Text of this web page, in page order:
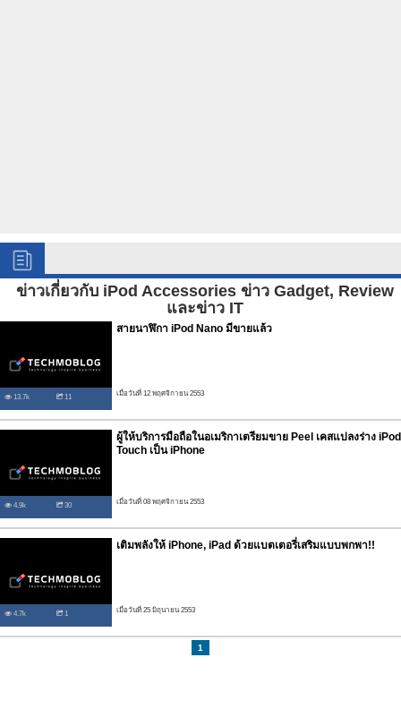
ข่าวเกี่ยวกับ iPod Accessories ข่าว Gadget, Review
และข่าว IT
13.7k 11
สายนาฬิกา iPod Nano มีขายแล้ว
เมื่อวันที่ 12 พฤศจิกายน 2553
4.9k 30
ผู้ให้บริการมือถือในอเมริกาเตรียมขาย Peel เคสแปลงร่าง iPod
Touch เป็น iPhone
เมื่อวันที่ 08 พฤศจิกายน 2553
4.7k 1
เติมพลังให้ iPhone, iPad ด้วยแบตเตอรี่เสริมแบบพกพา!!
เมื่อวันที่ 25 มิถุนายน 2553
1